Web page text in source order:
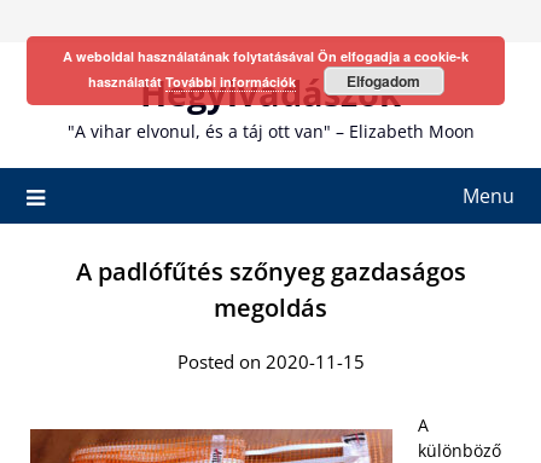
Hegyivadászok
"A vihar elvonul, és a táj ott van" – Elizabeth Moon
Menu
A padlófűtés szőnyeg gazdaságos
megoldás
Posted on 2020-11-15
A
különböző
A weboldal használatának folytatásával Ön elfogadja a cookie-k
használatátTovábbi információk Elfogadom